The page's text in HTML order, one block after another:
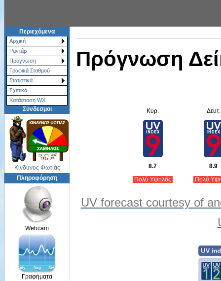
Περιεχόμενα
Αρχική
Ραντάρ
Πρόγνωση
Γραφικά Σταθμού
Στατιστικά
Σχετικά
Κατάσταση WX
Σύνδεσμοι
Κίνδυνος Φωτιάς
Πληροφόρηση
Webcam
Γραφήματα
Πρόγνωση
Κυρ. Δευτ.
8.7
8.9
Πολύ Υψηλός
Πολύ
UV forecast courtesy of